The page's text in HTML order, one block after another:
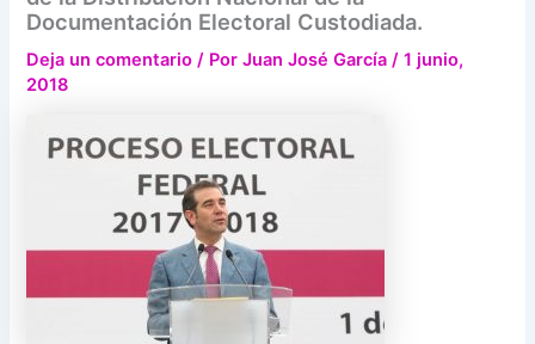
Documentación Electoral Custodiada.
Deja un comentario / PorJuan José García/1 junio,
2018